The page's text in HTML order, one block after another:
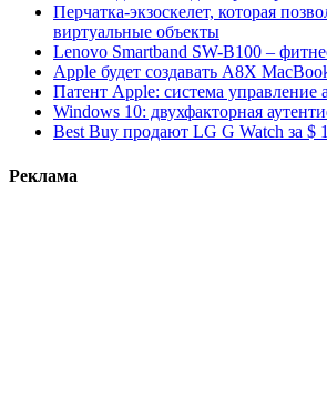
Перчатка-экзоскелет, которая
виртуальные объекты
Lenovo Smartband SW-B100 –
Apple будет создавать A8X
Патент Apple: система управление
Windows 10: двухфакторная
Best Buy продают LG G Watch за $
Реклама